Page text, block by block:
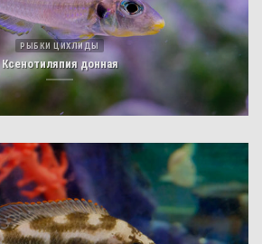
РЫБКИ ЦИХЛИДЫ
Ксенотиляпия донная